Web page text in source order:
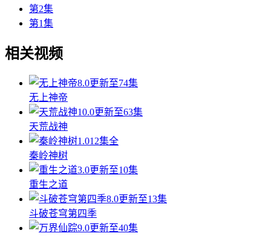
第2集
第1集
相关视频
8.0更新至74集
无上神帝
10.0更新至63集
天荒战神
1.012集全
秦岭神树
3.0更新至10集
重生之道
8.0更新至13集
斗破苍穹第四季
9.0更新至40集